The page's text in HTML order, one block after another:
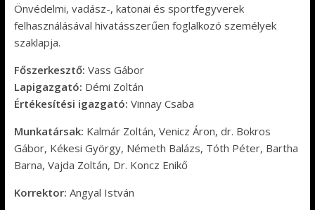
Önvédelmi, vadász-, katonai és sportfegyverek
felhasználásával hivatásszerűen foglalkozó személyek
szaklapja.
Főszerkesztő: Vass Gábor
Lapigazgató: Démi Zoltán
Értékesítési igazgató: Vinnay Csaba
Munkatársak: Kalmár Zoltán, Venicz Áron, dr. Bokros
Gábor, Kékesi György, Németh Balázs, Tóth Péter, Bartha
Barna, Vajda Zoltán, Dr. Koncz Enikő
Korrektor: Angyal István